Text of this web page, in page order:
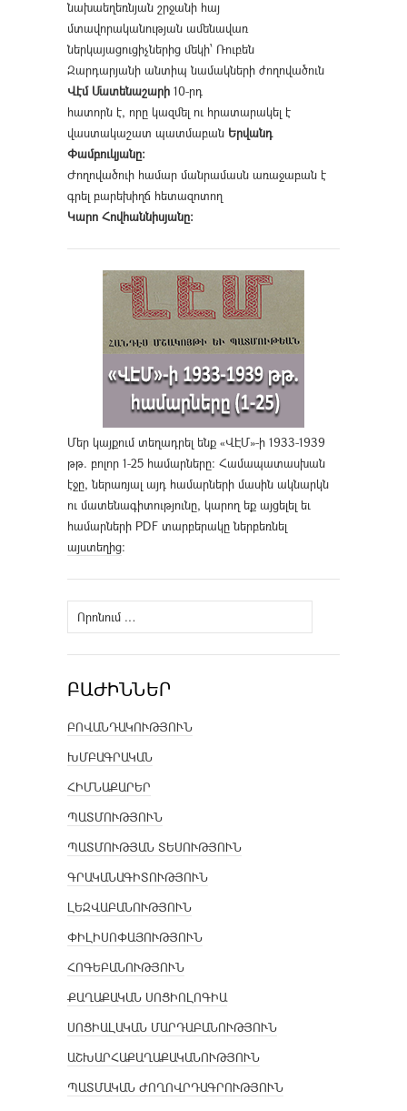
նախաեղեռնյան շրջանի հայ
մտավորականության ամենավառ
ներկայացուցիչներից մեկի՝ Ռուբեն
Զարդարյանի անտիպ նամակների ժողովածուն
Վէմ Մատենաշարի 10-րդ
հատորն է, որը կազմել ու հրատարակել է
վաստակաշատ պատմաբան Երվանդ
Փամբուկյանը։
Ժողովածուի համար մանրամասն առաջաբան է
գրել բարեխիղճ հետազոտող
Կարո Հովհաննիսյանը։
Մեր կայքում տեղադրել ենք «ՎԷՄ»-ի 1933-1939
թթ. բոլոր 1-25 համարները։ Համապատասխան
էջը, ներառյալ այդ համարների մասին ակնարկն
ու մատենագիտությունը, կարող եք այցելել եւ
համարների PDF տարբերակը ներբեռնել
այստեղից։
Որոնել՝
ԲԱԺԻՆՆԵՐ
ԲՈՎԱՆԴԱԿՈՒԹՅՈՒՆ
ԽՄԲԱԳՐԱԿԱՆ
ՀԻՄՆԱՔԱՐԵՐ
ՊԱՏՄՈՒԹՅՈՒՆ
ՊԱՏՄՈՒԹՅԱՆ ՏԵՍՈՒԹՅՈՒՆ
ԳՐԱԿԱՆԱԳԻՏՈՒԹՅՈՒՆ
ԼԵԶՎԱԲԱՆՈՒԹՅՈՒՆ
ՓԻԼԻՍՈՓԱՅՈՒԹՅՈՒՆ
ՀՈԳԵԲԱՆՈՒԹՅՈՒՆ
ՔԱՂԱՔԱԿԱՆ ՍՈՑԻՈԼՈԳԻԱ
ՍՈՑԻԱԼԱԿԱՆ ՄԱՐԴԱԲԱՆՈՒԹՅՈՒՆ
ԱՇԽԱՐՀԱՔԱՂԱՔԱԿԱՆՈՒԹՅՈՒՆ
ՊԱՏՄԱԿԱՆ ԺՈՂՈՎՐԴԱԳՐՈՒԹՅՈՒՆ